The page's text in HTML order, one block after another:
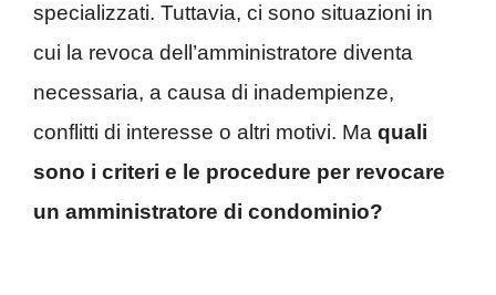
specializzati. Tuttavia, ci sono situazioni in
cui la revoca dell’amministratore diventa
necessaria, a causa di inadempienze,
conflitti di interesse o altri motivi. Ma quali
sono i criteri e le procedure per revocare
un amministratore di condominio?